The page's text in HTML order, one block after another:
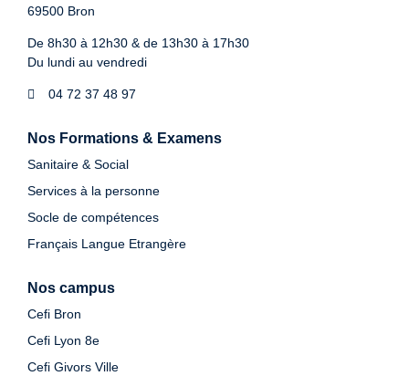
69500 Bron
De 8h30 à 12h30 & de 13h30 à 17h30
Du lundi au vendredi
04 72 37 48 97
Nos Formations & Examens
Sanitaire & Social
Services à la personne
Socle de compétences
Français Langue Etrangère
Nos campus
Cefi Bron
Cefi Lyon 8e
Cefi Givors Ville